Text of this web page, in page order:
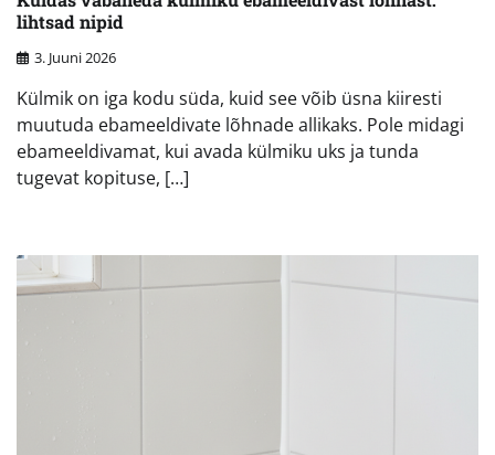
lihtsad nipid
3. Juuni 2026
Külmik on iga kodu süda, kuid see võib üsna kiiresti
muutuda ebameeldivate lõhnade allikaks. Pole midagi
ebameeldivamat, kui avada külmiku uks ja tunda
tugevat kopituse, […]